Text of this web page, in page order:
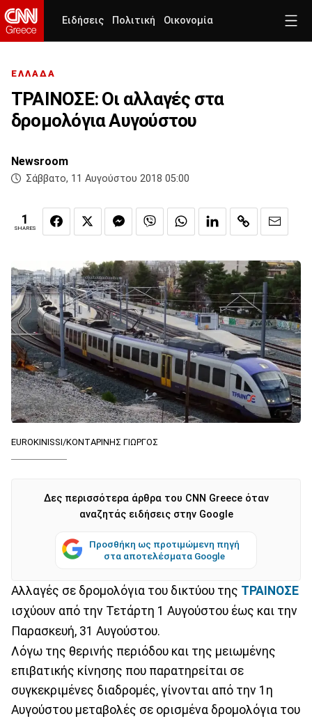
Ειδήσεις Πολιτική Οικονομία
ΕΛΛΑΔΑ
ΤΡΑΙΝΟΣΕ: Οι αλλαγές στα
δρομολόγια Αυγούστου
Newsroom
Σάββατο, 11 Αυγούστου 2018 05:00
1
SHARES
EUROKINISSI/ΚΟΝΤΑΡΙΝΗΣ ΓΙΩΡΓΟΣ
Δες περισσότερα άρθρα του CNN Greece όταν
αναζητάς ειδήσεις στην Google
Προσθήκη ως προτιμώμενη πηγή
στα αποτελέσματα Google
Αλλαγές σε δρομολόγια του δικτύου της ΤΡΑΙΝΟΣΕ
ισχύουν από την Τετάρτη 1 Αυγούστου έως και την
Παρασκευή, 31 Αυγούστου.
Λόγω της θερινής περιόδου και της μειωμένης
επιβατικής κίνησης που παρατηρείται σε
συγκεκριμένες διαδρομές, γίνονται από την 1η
Αυγούστου μεταβολές σε ορισμένα δρομολόγια του